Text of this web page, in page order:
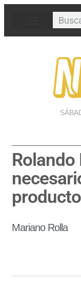
Rolando
Mariano Rolla